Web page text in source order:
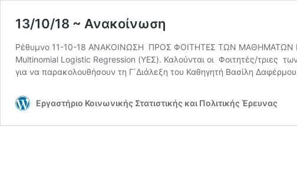
13/10/18 ~ Ανακοίνωση
Ρέθυμνο 11-10-18 ΑΝΑΚΟΙΝΩΣΗ ΠΡΟΣ ΦΟΙΤΗΤΕΣ ΤΩΝ ΜΑΘΗΜΑΤΩΝ Η
Multinomial Logistic Regression (ΥΕΣ). Καλούνται οι Φοιτητές/τριες
για να παρακολουθήσουν τη Γ΄Διάλεξη του Καθηγητή Βασίλη
Εργαστήριο Κοινωνικής Στατιστικής και Πολιτικής Έρευνας